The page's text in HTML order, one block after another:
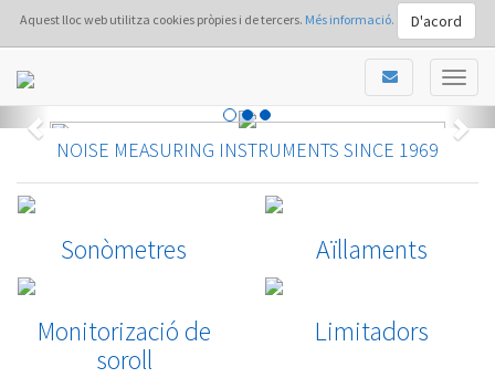
Aquest lloc web utilitza cookies pròpies i de tercers. Més informació. D'acord
NOISE MEASURING INSTRUMENTS SINCE 1969
Sonòmetres Aïllaments
Monitorizació de
soroll
Limitadors